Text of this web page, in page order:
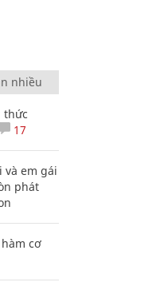
nhiều
thức
17
và em gái
phát
cơ